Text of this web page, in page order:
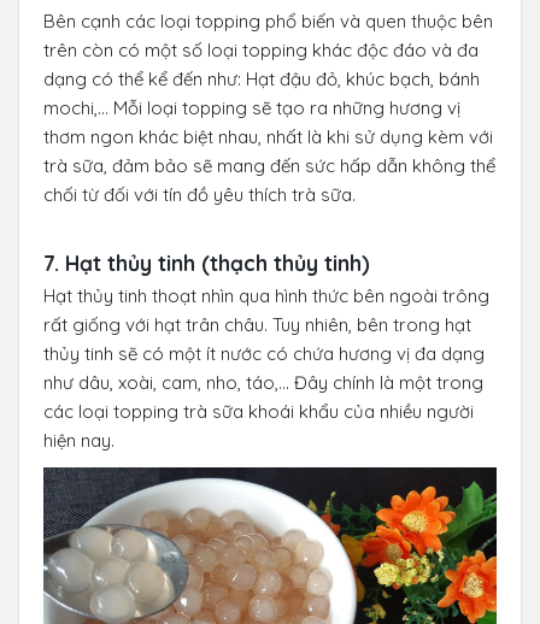
Bên cạnh các loại topping phổ biến và quen thuộc bên
trên còn có một số loại topping khác độc đáo và đa
dạng có thể kể đến như: Hạt đậu đỏ, khúc bạch, bánh
mochi,… Mỗi loại topping sẽ tạo ra những hương vị
thơm ngon khác biệt nhau, nhất là khi sử dụng kèm với
trà sữa, đảm bảo sẽ mang đến sức hấp dẫn không thể
chối từ đối với tín đồ yêu thích trà sữa.
7. Hạt thủy tinh (thạch thủy tinh)
Hạt thủy tinh thoạt nhìn qua hình thức bên ngoài trông
rất giống với hạt trân châu. Tuy nhiên, bên trong hạt
thủy tinh sẽ có một ít nước có chứa hương vị đa dạng
như dâu, xoài, cam, nho, táo,… Đây chính là một trong
các loại topping trà sữa khoái khẩu của nhiều người
hiện nay.